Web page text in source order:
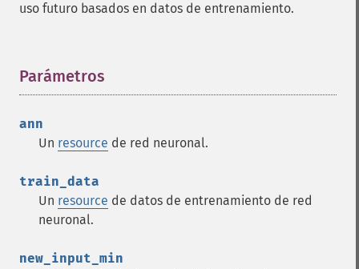
uso futuro basados en datos de entrenamiento.
Parámetros
ann
Un resource de red neuronal.
train_data
Un resource de datos de entrenamiento de red
neuronal.
new_input_min